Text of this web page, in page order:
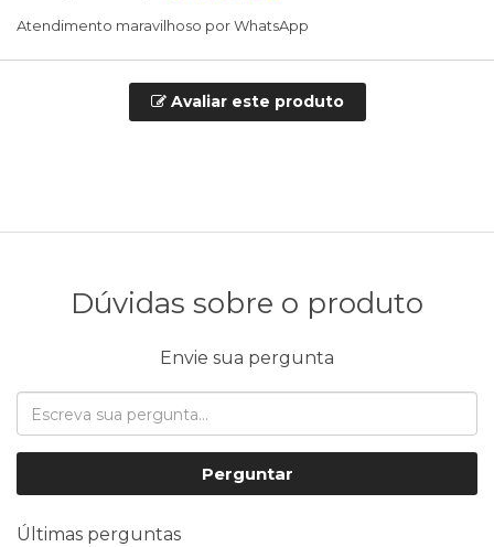
Atendimento maravilhoso por WhatsApp
Avaliar este produto
Dúvidas sobre o produto
Envie sua pergunta
Perguntar
Últimas perguntas